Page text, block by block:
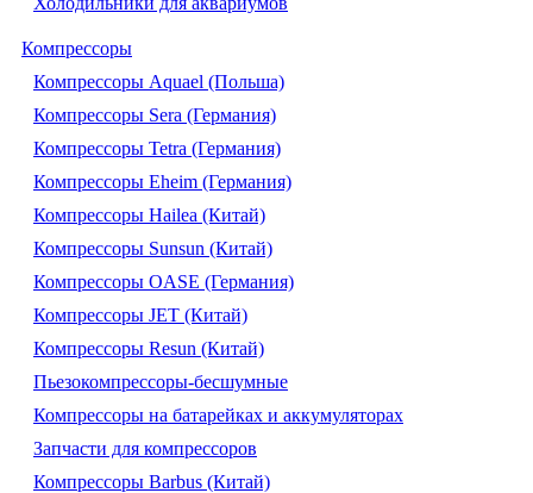
Компрессоры
Компрессоры Aquael (Польша)
Компрессоры Sera (Германия)
Компрессоры Tetra (Германия)
Компрессоры Eheim (Германия)
Компрессоры Hailea (Китай)
Компрессоры Sunsun (Китай)
Компрессоры OASE (Германия)
Компрессоры JET (Китай)
Компрессоры Resun (Китай)
Пьезокомпрессоры-бесшумные
Компрессоры на батарейках и аккумуляторах
Запчасти для компрессоров
Компрессоры Barbus (Китай)